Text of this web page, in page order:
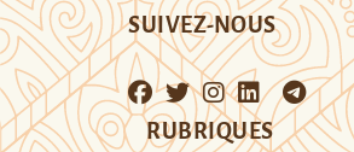
SUIVEZ-NOUS
RUBRIQUES